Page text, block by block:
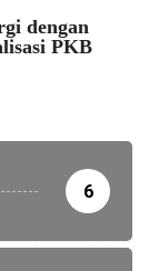
dengan
PKB
6